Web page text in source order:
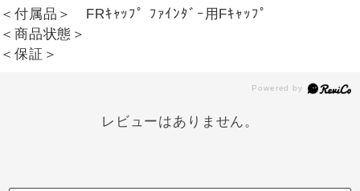
＜付属品＞ FRｷｬｯﾌﾟ ﾌｧｲﾝﾀﾞｰ用Fｷｬｯﾌﾟ
＜商品状態＞
＜保証＞
レビューはありません。